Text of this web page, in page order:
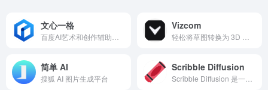
文心一格 Vizcom
简单 AI
搜狐 AI 图片生成平台
Scribble Diffusion